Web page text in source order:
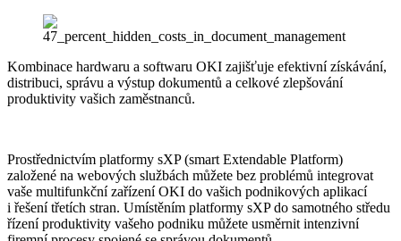
Kombinace hardwaru a softwaru OKI zajišťuje efektivní získávání,
distribuci, správu a výstup dokumentů a celkové zlepšování
produktivity vašich zaměstnanců.
Prostřednictvím platformy sXP (smart Extendable Platform)
založené na webových službách můžete bez problémů integrovat
vaše multifunkční zařízení OKI do vašich podnikových aplikací
i řešení třetích stran. Umístěním platformy sXP do samotného středu
řízení produktivity vašeho podniku můžete usměrnit intenzivní